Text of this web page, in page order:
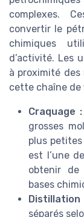
complexes.
convertir le
chimiques
d’activité. Les
à proximité
cette chaîne de
Craquage :
grosses
plus
est l’une
obtenir de
bases
Distillation
séparés